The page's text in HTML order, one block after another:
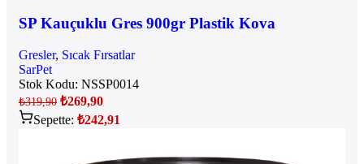
SP Kauçuklu Gres 900gr Plastik Kova
Gresler, Sıcak Fırsatlar
SarPet
Stok Kodu: NSSP0014
₺319,90 ₺269,90
Sepette: ₺242,91